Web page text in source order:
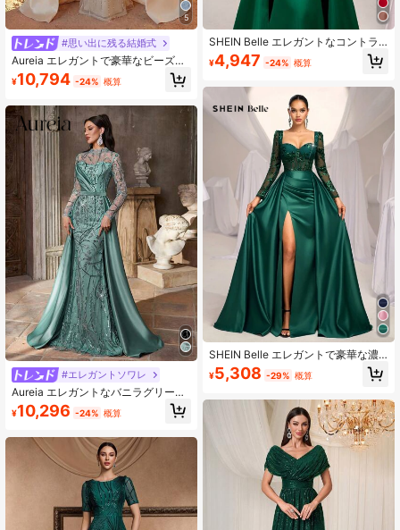
5
#思い出に残る結婚式
Aureia エレガントで豪華なビーズ刺
繍スパンコールパッチワークサテン
シアー袖マーメイドスカート コンサ
メイドスカート ギャザー入り ウェデ
ィングイベント バチェロレットパー
ティー バケーション プロム イブニ
ングドレス (重厚な仕上がり)
¥10,794 -24% 概算
#エレガントソワレ
Aureia エレガントなバニラグリーン
のラグジュアリービーズ付きシーケ
ンスサテンパッチワークシアー長袖
サイズのトレーリングヘム付き、フ
ォーマルなあらゆるシーンに適して
います - 結婚式、イベント、フォー
マルパーティー
¥10,296 -24% 概算
SHEIN Belle エレガントなコントラ
ストメッシュアプリケ長袖Vネックグ
ラマラスシーケンスサテンパッチワ
テール誇張された縫製パネル フォー
マルイブニングガウン、パーティー
ドレス、ウェディングゲストドレ
ス、イブニングドレス、バレンタイ
ンデー用
¥4,947 -24% 概算
SHEIN Belle エレガントで豪華な濃
い緑のビーズとスパンコールがサテ
ンのハートネックラインに施された
ディングドレス、マーメイドスタイ
ルの高スリットドレス、ディナー、
バチェロレッテパーティー、デー
ト、誕生日、ウェディングイベン
ト、プロム、イブニングドレス、ウ
ェディングゲストドレス、フォーマ
ルドレス、ガウン、バレンタインデ
¥5,308 -29% 概算